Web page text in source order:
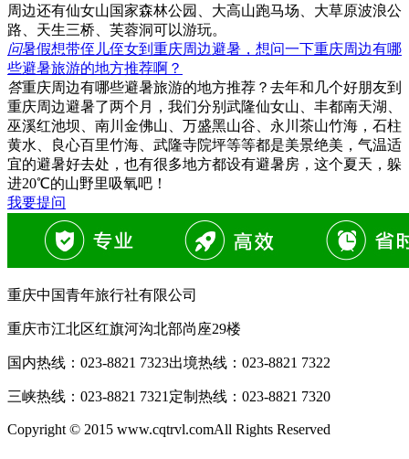
周边还有仙女山国家森林公园、大高山跑马场、大草原波浪公
路、天生三桥、芙蓉洞可以游玩。
问暑假想带侄儿侄女到重庆周边避暑，想问一下重庆周边有哪
些避暑旅游的地方推荐啊？
答重庆周边有哪些避暑旅游的地方推荐？去年和几个好朋友到
重庆周边避暑了两个月，我们分别武隆仙女山、丰都南天湖、
巫溪红池坝、南川金佛山、万盛黑山谷、永川茶山竹海，石柱
黄水、良心百里竹海、武隆寺院坪等等都是美景绝美，气温适
宜的避暑好去处，也有很多地方都设有避暑房，这个夏天，躲
进20℃的山野里吸氧吧！
我要提问
重庆中国青年旅行社有限公司
重庆市江北区红旗河沟北部尚座29楼
国内热线： 023-8821 7323出境热线： 023-8821 7322
三峡热线： 023-8821 7321 定制热线： 023-8821 7320
Copyright © 2015 www.cqtrvl.comAll Rights Reserved